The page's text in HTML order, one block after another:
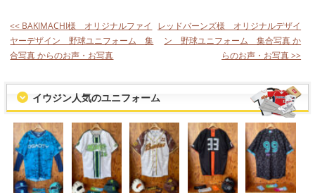
<< BAKIMACHI様 オリジナルファイ
ヤーデザイン 野球ユニフォーム 集
合写真 からのお声・お写真
レッドバーンズ様 オリジナルデザイ
ン 野球ユニフォーム 集合写真 か
らのお声・お写真 >>
イウジン人気のユニフォーム